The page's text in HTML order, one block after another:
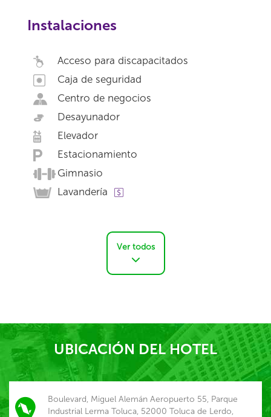
Instalaciones
Acceso para discapacitados
Caja de seguridad
Centro de negocios
Desayunador
Elevador
Estacionamiento
Gimnasio
Lavandería
Ver todos
UBICACIÓN DEL HOTEL
Boulevard, Miguel Alemán Aeropuerto 55, Parque
Industrial Lerma Toluca, 52000 Toluca de Lerdo,